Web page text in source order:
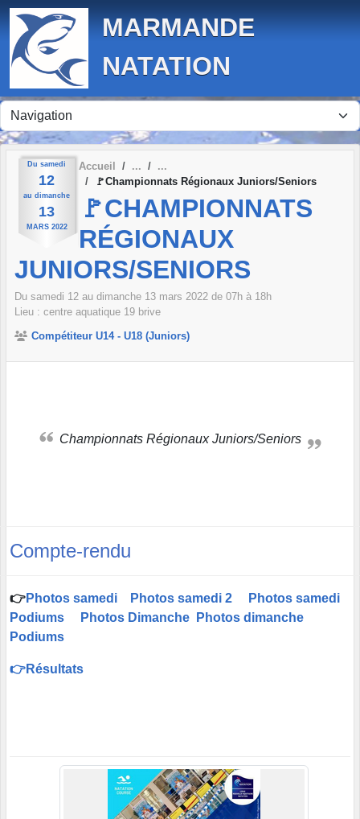
MARMANDE
NATATION
Du samedi
12
au dimanche
13
MARS 2022
Accueil
🚩Championnats Régionaux Juniors/Seniors
🚩CHAMPIONNATS
RÉGIONAUX
JUNIORS/SENIORS
Du samedi 12 au dimanche 13 mars 2022 de 07h à 18h
Lieu : centre aquatique 19 brive
Compétiteur U14 - U18 (Juniors)
Championnats Régionaux Juniors/Seniors
Compte-rendu
👉Photos samedi Photos samedi 2
Photos samedi
Podiums
Photos Dimanche
Photos dimanche
Podiums
👉Résultats
Panneau de gestion des cookies